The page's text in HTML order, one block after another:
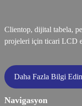
Clientop, dijital tabela,
projeleri için ticari LCD
Daha Fazla Bilgi Edin
Navigasyon